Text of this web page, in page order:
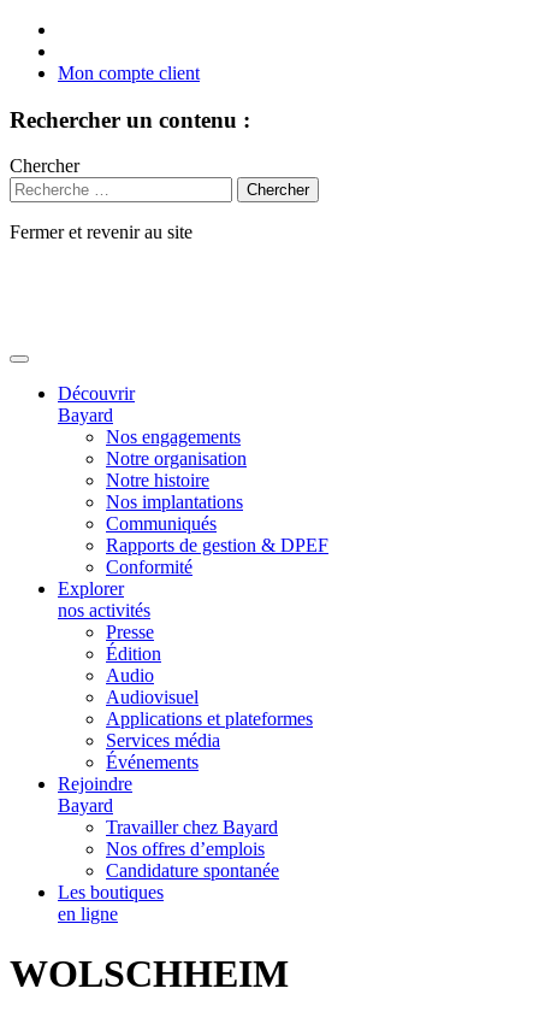
Mon compte client
Rechercher un contenu :
Chercher
Fermer et revenir au site
Découvrir
Bayard
Nos engagements
Notre organisation
Notre histoire
Nos implantations
Communiqués
Rapports de gestion & DPEF
Conformité
Explorer
nos activités
Presse
Édition
Audio
Audiovisuel
Applications et plateformes
Services média
Événements
Rejoindre
Bayard
Travailler chez Bayard
Nos offres d’emplois
Candidature spontanée
Les boutiques
en ligne
WOLSCHHEIM